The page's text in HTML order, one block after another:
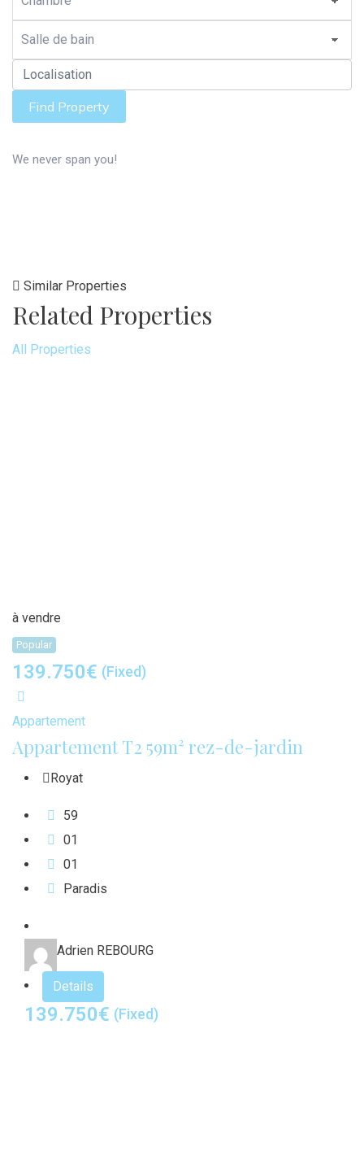
Find Property
We never span you!
Similar Properties
Related Properties
All Properties
à vendre
Popular
139.750€ (Fixed)
Appartement
Appartement T2 59m² rez-de-jardin
Royat
59
01
01
Paradis
Adrien REBOURG
Details
139.750€ (Fixed)